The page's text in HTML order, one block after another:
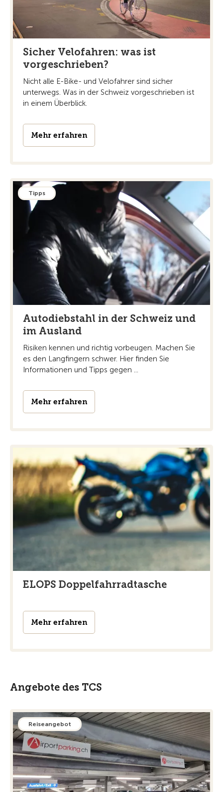
Sicher Velofahren: was ist
vorgeschrieben?
Nicht alle E-Bike- und Velofahrer sind sicher
unterwegs. Was in der Schweiz vorgeschrieben ist
in einem Überblick.
Mehr erfahren
Tipps
Autodiebstahl in der Schweiz und
im Ausland
Risiken kennen und richtig vorbeugen. Machen Sie
es den Langfingern schwer. Hier finden Sie
Informationen und Tipps gegen ...
Mehr erfahren
ELOPS Doppelfahrradtasche
Mehr erfahren
Angebote des TCS
Reiseangebot